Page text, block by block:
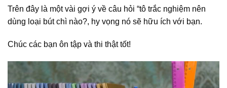
Trên đây là một vài gợi ý về câu hỏi “tô trắc nghiệm nên
dùng loại bút chì nào?, hy vọng nó sẽ hữu ích với bạn.
Chúc các bạn ôn tập và thi thật tốt!